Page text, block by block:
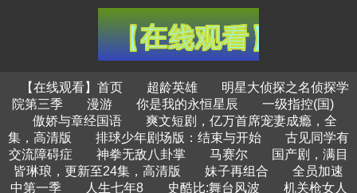
【在线观看】首页 超龄英雄
明星大侦探之名侦探学
院第三季
漫游 你是我的永恒星辰
一级指控(国)
傲娇与章经国语
爽文短剧，亿万首席宠妻成瘾，全
集，高清版
排球少年剧场版：结束与开始
古见同学有
交流障碍症
神拳无敌八卦掌 马赛尔
国产剧，满目
皆琳琅，更新至24集，高清版
妹子再组合
全员加速
中第一季
人生七年8 史酷比:舞台风波
机关枪女人